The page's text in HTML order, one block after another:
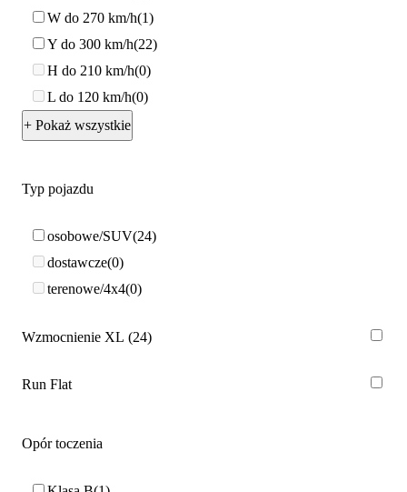
W do 270 km/h 1
Y do 300 km/h 22
H do 210 km/h 0
L do 120 km/h 0
+ Pokaż wszystkie
Typ pojazdu
osobowe/SUV 24
dostawcze 0
terenowe/4x4 0
Wzmocnienie XL 24
Run Flat
Opór toczenia